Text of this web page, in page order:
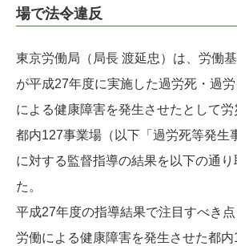
場で法令違反
東京労働局（局長 渡延忠）は、労働基
が平成27年度に実施した過労死・過
による健康障害を発生させたとして
都内127事業場（以下「過労死等発生
に対する監督指導の結果を以下の通
た。
平成27年度の指導結果で注目すべき
労働による健康障害を発生させた都